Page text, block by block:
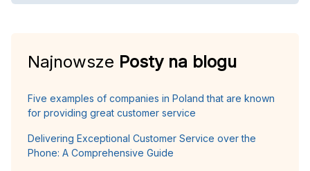
Najnowsze Posty na blogu
Five examples of companies in Poland that are known
for providing great customer service
Delivering Exceptional Customer Service over the
Phone: A Comprehensive Guide